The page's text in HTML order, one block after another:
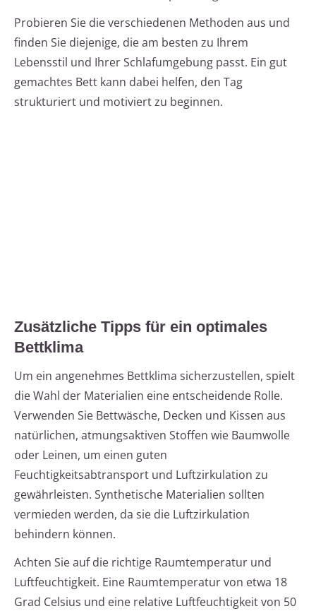
Probieren Sie die verschiedenen Methoden aus und
finden Sie diejenige, die am besten zu Ihrem
Lebensstil und Ihrer Schlafumgebung passt. Ein gut
gemachtes Bett kann dabei helfen, den Tag
strukturiert und motiviert zu beginnen.
Zusätzliche Tipps für ein optimales
Bettklima
Um ein angenehmes Bettklima sicherzustellen, spielt
die Wahl der Materialien eine entscheidende Rolle.
Verwenden Sie Bettwäsche, Decken und Kissen aus
natürlichen, atmungsaktiven Stoffen wie Baumwolle
oder Leinen, um einen guten
Feuchtigkeitsabtransport und Luftzirkulation zu
gewährleisten. Synthetische Materialien sollten
vermieden werden, da sie die Luftzirkulation
behindern können.
Achten Sie auf die richtige Raumtemperatur und
Luftfeuchtigkeit. Eine Raumtemperatur von etwa 18
Grad Celsius und eine relative Luftfeuchtigkeit von 50